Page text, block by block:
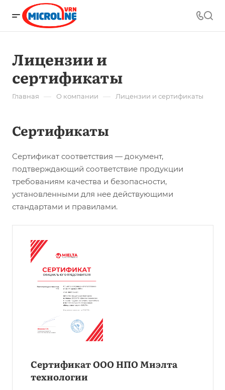
Лицензии и
сертификаты
Главная — О компании — Лицензии и сертификаты
Сертификаты
Сертификат соответствия — документ,
подтверждающий соответствие продукции
требованиям качества и безопасности,
установленными для нее действующими
стандартами и правилами.
Сертификат ООО НПО Миэлта
технологии